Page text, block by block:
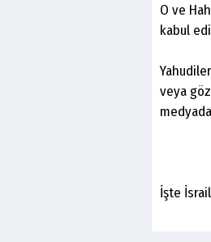
O ve
kabul
veya
İşte